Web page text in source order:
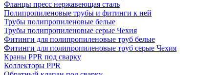
Фланцы пресс нержавеющая сталь
Полипропиленовые трубы и фитинги к ней
Трубы полипропиленовые белые
Трубы полипропиленовые серые Чехия
Фитинги для полипропиленовые труб белые
Фитинги для полипропиленовые труб серые Чехия
Краны PPR под сварку
Коллекторы PPR